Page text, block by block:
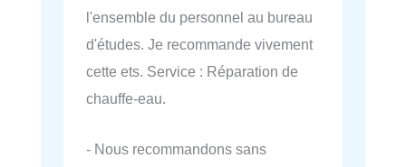
l'ensemble du personnel au bureau
d'études. Je recommande vivement
cette ets. Service : Réparation de
chauffe-eau.
- Nous recommandons sans